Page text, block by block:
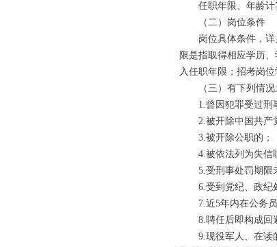
任职年限、年龄计算
（二）岗位条件
岗位具体条件，详见
限是指取得相应学历
入任职年限；招考岗
（三）有下列情况
1.曾因犯罪受过刑
2.被开除中国共产
3.被开除公职的；
4.被依法列为失信
5.受刑事处罚期限未
6.受到党纪、政纪处
7.近5年内在公务员
8.聘任后即构成回
9.现役军人、在读的